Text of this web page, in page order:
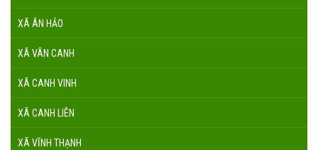
XÃ ÂN HẢO
XÃ VÂN CANH
XÃ CANH VINH
XÃ CANH LIÊN
XÃ VĨNH THẠNH